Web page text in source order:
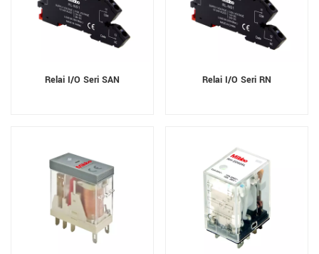
Relai I/O Seri SAN Relai I/O Seri RN